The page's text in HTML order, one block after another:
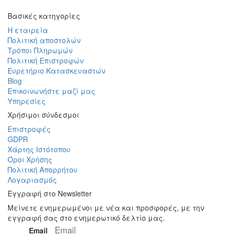
Βασικές κατηγορίες
Η εταιρεία
Πολιτική αποστολών
Τρόποι Πληρωμών
Πολιτική Επιστροφών
Ευρετήριο Κατασκευαστών
Blog
Επικοινωνήστε μαζί μας
Υπηρεσίες
Χρήσιμοι σύνδεσμοι
Επιστροφές
GDPR
Χάρτης Ιστότοπου
Όροι Χρήσης
Πολιτική Απορρήτου
Λογαριασμός
Εγγραφή στο Newsletter
Μείνετε ενημερωμένοι με νέα και προσφορές, με την
εγγραφή σας στο ενημερωτικό δελτίο μας.
Email